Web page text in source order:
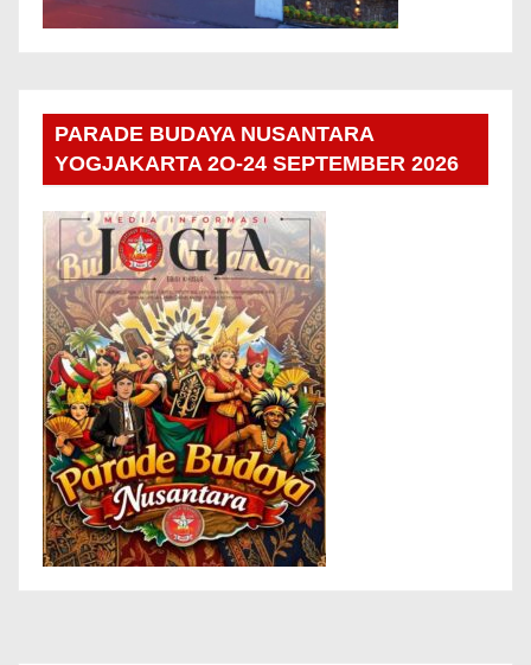
PARADE BUDAYA NUSANTARA
YOGJAKARTA 2O-24 SEPTEMBER 2026